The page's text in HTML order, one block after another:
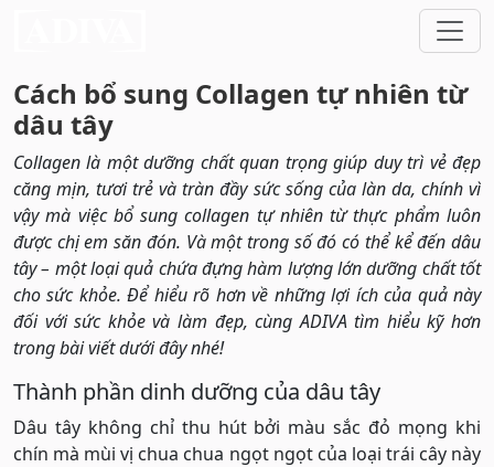
Cách bổ sung Collagen tự nhiên từ
dâu tây
Collagen là một dưỡng chất quan trọng giúp duy trì vẻ đẹp
căng mịn, tươi trẻ và tràn đầy sức sống của làn da, chính vì
vậy mà việc bổ sung collagen tự nhiên từ thực phẩm luôn
được chị em săn đón. Và một trong số đó có thể kể đến dâu
tây – một loại quả chứa đựng hàm lượng lớn dưỡng chất tốt
cho sức khỏe. Để hiểu rõ hơn về những lợi ích của quả này
đối với sức khỏe và làm đẹp, cùng ADIVA tìm hiểu kỹ hơn
trong bài viết dưới đây nhé!
Thành phần dinh dưỡng của dâu tây
Dâu tây không chỉ thu hút bởi màu sắc đỏ mọng khi
chín mà mùi vị chua chua ngọt ngọt của loại trái cây này